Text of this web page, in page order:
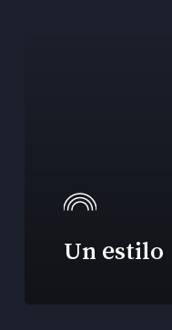
Un estilo